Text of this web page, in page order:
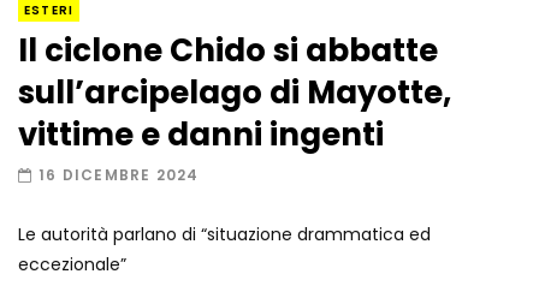
Amiocuggino fa saltare in aria il drone
Record di baci in 30 secondi
ESTERI
Il ciclone Chido si abbatte
sull’arcipelago di Mayotte,
vittime e danni ingenti
16 DICEMBRE 2024
Le autorità parlano di “situazione drammatica ed
eccezionale”